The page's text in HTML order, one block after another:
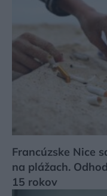
Francúzske Nice
na plážach.
15 rokov